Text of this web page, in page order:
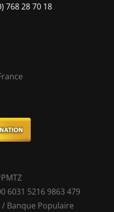
768 28 70 18
6031 5216 9863 479
Banque Populaire